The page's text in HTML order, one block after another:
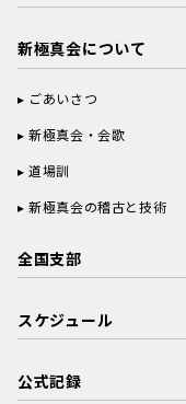
新極真会について
ごあいさつ
新極真会・会歌
道場訓
新極真会の稽古と技術
全国支部
スケジュール
公式記録